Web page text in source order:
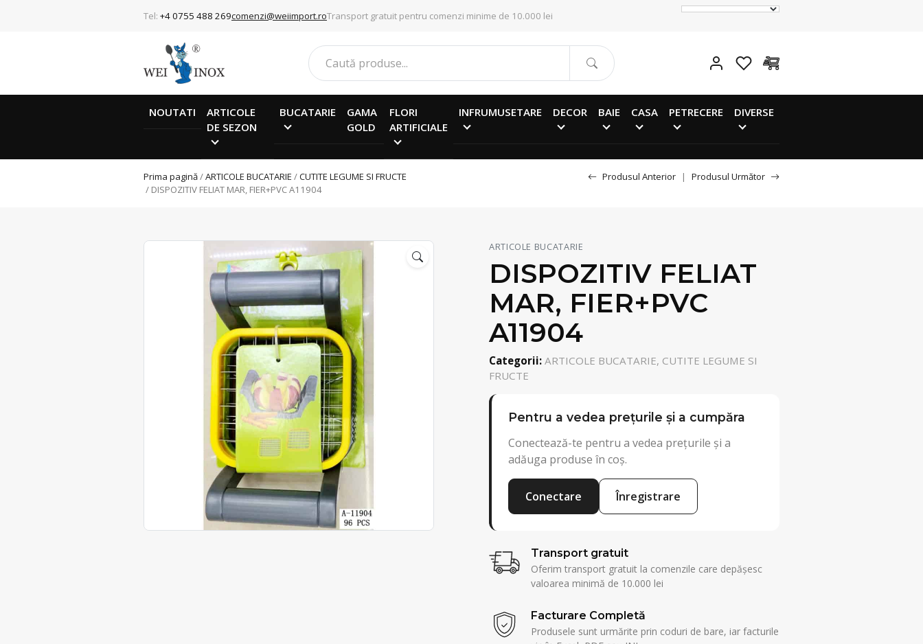
Tel: +4 0755 488 269comenzi@weiimport.roTransport gratuit pentru comenzi minime de 10.000 lei
NOUTATI
ARTICOLE
DE SEZON
BUCATARIE
GAMA
GOLD
FLORI
ARTIFICIALE
INFRUMUSETARE DECOR BAIE CASA PETRECERE DIVERSE
Prima pagină/ARTICOLE BUCATARIE /CUTITE LEGUME SI FRUCTE
/ DISPOZITIV FELIAT MAR, FIER+PVC A11904
Produsul Anterior | Produsul Următor
ARTICOLE BUCATARIE
DISPOZITIV FELIAT
MAR, FIER+PVC
A11904
Categorii: ARTICOLE BUCATARIE, CUTITE LEGUME SI
FRUCTE
Pentru a vedea prețurile și a cumpăra
Conectează-te pentru a vedea prețurile și a
adăuga produse în coș.
Conectare Înregistrare
Transport gratuit
Oferim transport gratuit la comenzile care depășesc
valoarea minimă de 10.000 lei
Facturare Completă
Produsele sunt urmărite prin coduri de bare, iar facturile